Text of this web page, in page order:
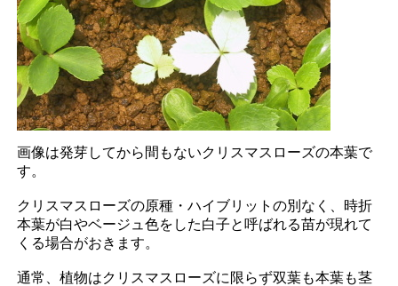
画像は発芽してから間もないクリスマスローズの本葉で
す。
クリスマスローズの原種・ハイブリットの別なく、時折
本葉が白やベージュ色をした白子と呼ばれる苗が現れて
くる場合がおきます。
通常、植物はクリスマスローズに限らず双葉も本葉も茎